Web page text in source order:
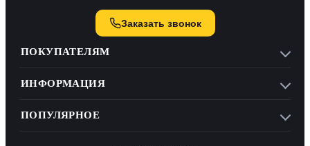
Заказать звонок
ПОКУПАТЕЛЯМ
ИНФОРМАЦИЯ
ПОПУЛЯРНОЕ